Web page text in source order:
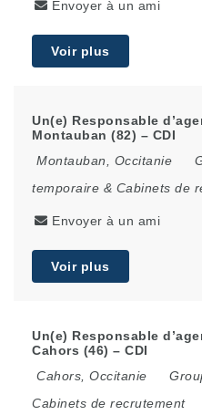
Envoyer à un ami
Voir plus
Un(e) Responsable
Montauban (82) – CDI
Montauban
Occitanie
temporaire & Cabinets de
Envoyer à un ami
Voir plus
Un(e) Responsable
Cahors (46) – CDI
Cahors Occitanie
Cabinets de recrutement